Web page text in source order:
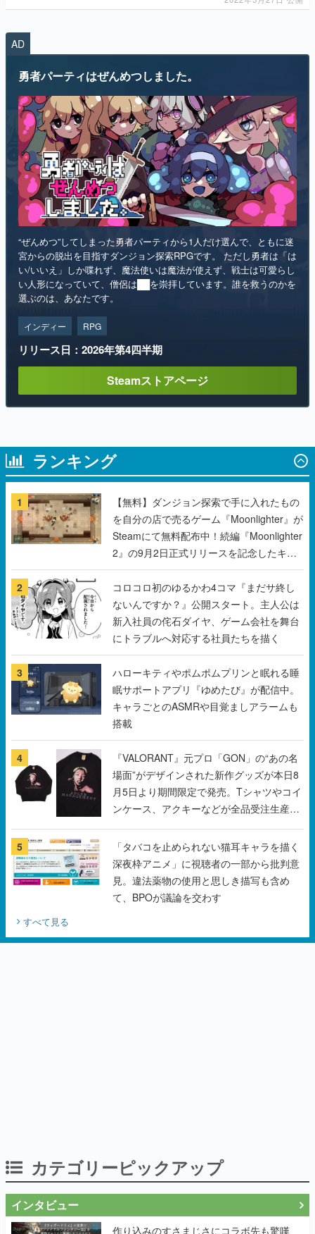
AD
勇者パーティはぜんめつしました。
“ぜんめつ”してしまった勇者パーティから1人だけ選んで、ともに迷
宮からの脱出を目指すダンジョン探索RPGです。 ただし勇者は「は
い/いいえ」しか喋れず、魔法使いは魔法が使えず、戦士は可愛らし
い人形になっていて、僧侶は██を崇拝しています。誰を救うのかを
選ぶのは、あなたです。
インディー RPG
リリース日：2026年第4四半期
Steamストアページ
ランキング
1
【無料】ダンジョン探索で手に入れたもの
を自分の店で売るゲーム『Moonlighter』が
Steamにて無料配布中！続編『Moonlighter
2』の9月2日正式リリースを記念したキャ
ンペーン
2
コロコロ初のゆるかわ4コマ『まだサ終し
ないんですか？』公開スタート。主人公は
新入社員の侘石ダイヤ、ゲーム会社を舞台
にトラブルへ対応する社員たちを描く
3
ハローキティやポムポムプリンと眠れる睡
眠サポートアプリ『ゆめたび』が配信中。
キャラごとのASMRや目覚ましアラームも
搭載
4
『VALORANT』元プロ「GON」の“あの名
場面”がデザインされた新作グッズが本日8
月5日より期間限定で発売。Tシャツやコイ
ンケース、アクキーなどが全品受注生産で
5
「タバコを止められない猫耳キャラを描く
深夜枠アニメ」に視聴者の一部から批判意
見。違法薬物の使用と思しき描写も含め
て、BPOが議論を交わす
すべて見る
カテゴリーピックアップ
インタビュー
作り込みのすさまじさにコラボ先も驚嘆